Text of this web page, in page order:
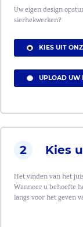
Uw eigen design
sierhekwerken?
KIES UIT
UPLOAD UW
2 Kies
Het vinden van het
Wanneer u behoefte
langs voor het geven